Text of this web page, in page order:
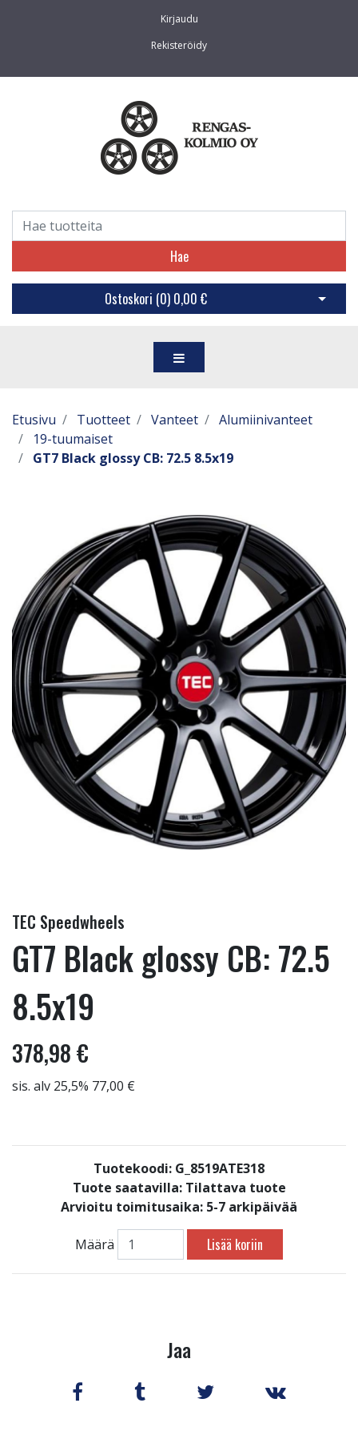
Kirjaudu
Rekisteröidy
Hae
Ostoskori (0) 0,00 € Avaa
Etusivu Tuotteet Vanteet
Alumiinivanteet
19-tuumaiset
GT7 Black glossy CB: 72.5 8.5x19
TEC Speedwheels
GT7 Black glossy CB: 72.5
8.5x19
378,98 €
sis. alv 25,5% 77,00 €
Tuotekoodi: G_8519ATE318
Tuote saatavilla: Tilattava tuote
Arvioitu toimitusaika: 5-7 arkipäivää
Määrä Lisää koriin
Jaa